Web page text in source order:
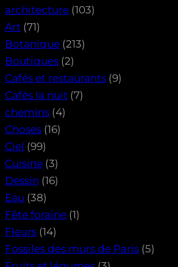
architecture (103)
Art (71)
Botanique (213)
Boutiques (2)
Cafés et restaurants (9)
Cafés la nuit (7)
chemins (4)
Choses (16)
Ciel (99)
Cuisine (3)
Dessin (16)
Eau (38)
Fête foraine (1)
Fleurs (14)
Fossiles des murs de Paris (5)